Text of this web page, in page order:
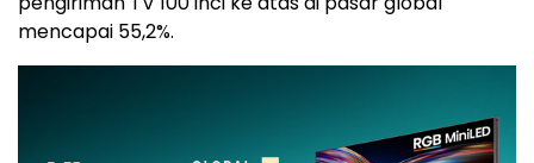
mencapai 55,2%.